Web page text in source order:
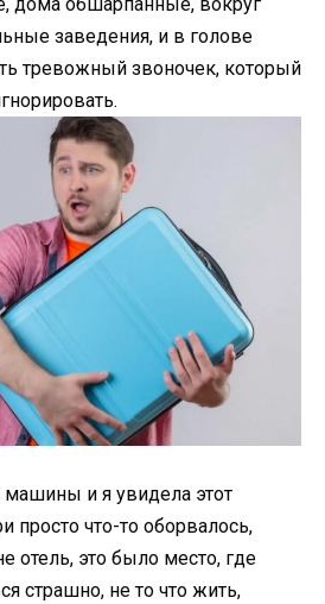
заведения, и в голове
тревожный звоночек, который
и я увидела этот
просто что-то оборвалось,
отель, это было место, где
страшно, не то что жить,